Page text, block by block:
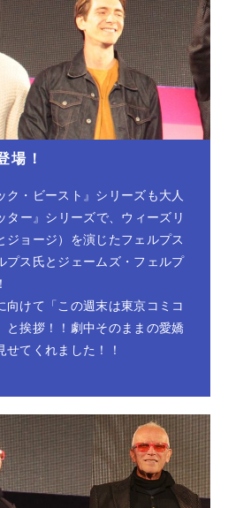
場！
ク・ビースト』シリーズも大人
ター』シリーズで、ウィーズリ
ジョージ）を演じたフェルプス
プス氏とジェームズ・フェルプ
向けて「この週末は東京コミコ
と挨拶！！劇中そのままの愛嬌
てくれました！！